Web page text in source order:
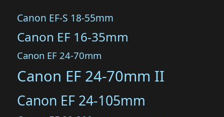
Canon EF-S 18-55mm
Canon EF 16-35mm
Canon EF 24-70mm
Canon EF 24-70mm II
Canon EF 24-105mm